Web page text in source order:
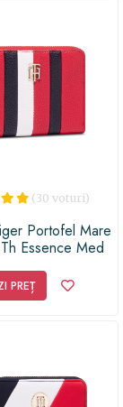
practic și
lucrurile
Cu
vei face
care să
(30 voturi)
Portofel Mare
Essence Med
Roșu
PREȚ